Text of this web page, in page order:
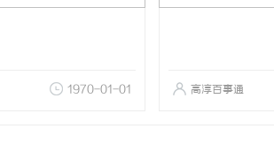
1970-01-01 高淳百事通